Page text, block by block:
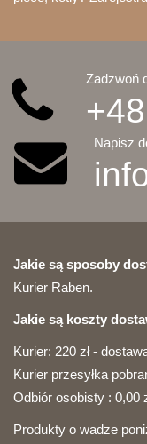
Zadzwoń
Napisz
Jakie są sposoby
Kurier Raben.
Jakie są koszty
Kurier: 220 zł -
Kurier przesyłka
Odbiór osobisty : 0,00
Produkty o wadze